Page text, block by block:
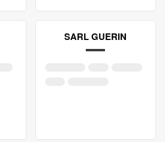
SARL GUERIN